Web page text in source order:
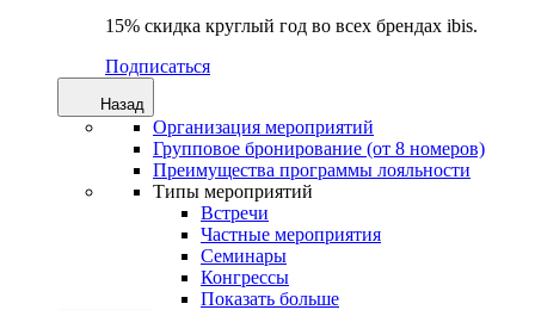
15% скидка круглый год во всех брендах ibis.
Подписаться
Назад
Организация мероприятий
Групповое бронирование (от 8 номеров)
Преимущества программы лояльности
Типы мероприятий
Встречи
Частные мероприятия
Семинары
Конгрессы
Показать больше